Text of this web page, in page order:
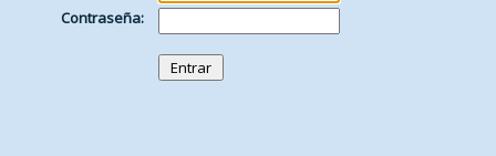
Contraseña: